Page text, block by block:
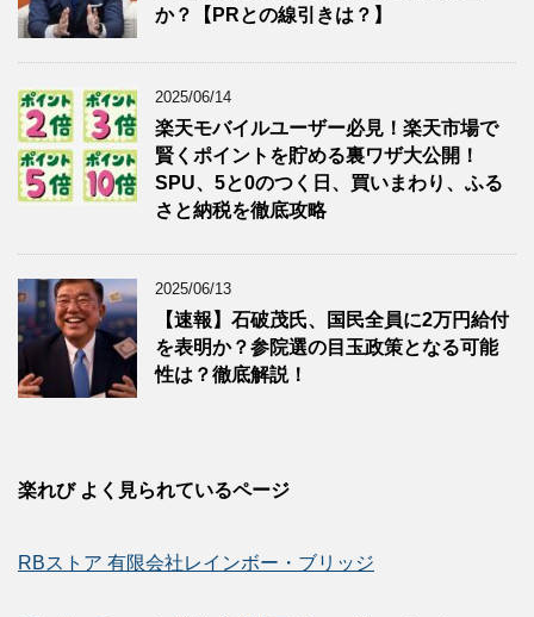
か？【PRとの線引きは？】
2025/06/14
楽天モバイルユーザー必見！楽天市場で
賢くポイントを貯める裏ワザ大公開！
SPU、5と0のつく日、買いまわり、ふる
さと納税を徹底攻略
2025/06/13
【速報】石破茂氏、国民全員に2万円給付
を表明か？参院選の目玉政策となる可能
性は？徹底解説！
楽れび よく見られているページ
RBストア 有限会社レインボー・ブリッジ